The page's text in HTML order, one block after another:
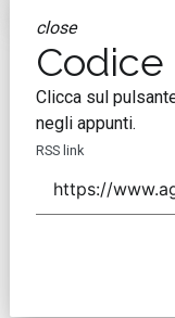
close
Codice
Clicca sul
negli appunti.
RSS link